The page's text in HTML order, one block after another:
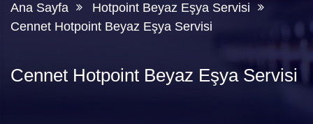
Ana Sayfa
Hotpoint Beyaz Eşya Servisi
Cennet Hotpoint Beyaz Eşya Servisi
Cennet Hotpoint Beyaz Eşya Servisi